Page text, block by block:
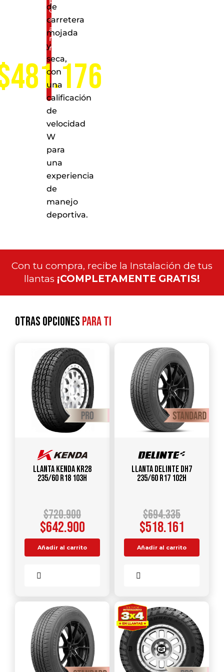
de
servicio
a
nivel
nacional
de
carretera
mojada
y
seca,
con
una
calificación
de
velocidad
W
para
una
experiencia
de
manejo
deportiva.
Con tu compra, recibe la Instalación de tus
llantas ¡COMPLETAMENTE GRATIS!
Otras opcionespara ti
Llanta KENDA KR28
235/60 R18 103H
$720.900
$642.900
Añadir al carrito
Llanta DELINTE DH7
235/60 R17 102H
$694.335
$518.161
Añadir al carrito